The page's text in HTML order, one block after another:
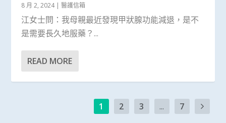
8 月 2, 2024|醫護信箱
江女士問：我母親最近發現甲狀腺功能減退，是不
是需要長久地服藥？...
READ MORE
1 2 3 ... 7